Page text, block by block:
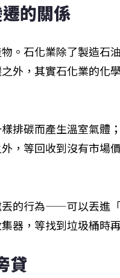
的關係
。石化業除了製造石
外，其實石化業的化
排碳而產生溫室氣體
，等回收到沒有市場
的行為——可以丟進
器，等找到垃圾桶時
貸